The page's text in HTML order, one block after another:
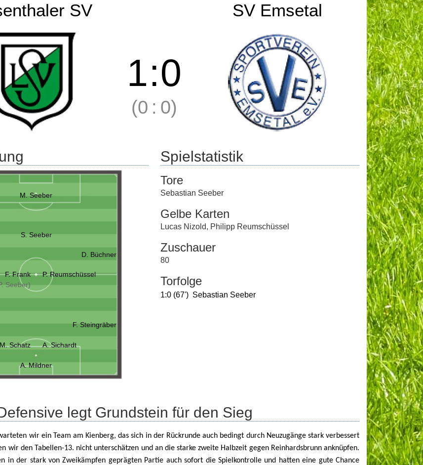
SV SV Emsetal
1:0
(0 : 0)
M. Seeber
S. Seeber
D. Büchner
F. Frank
Seeber)
P. Reumschüssel
F. Steingräber
M. Schatz A. Sichardt
A. Mildner
Spielstatistik
Tore
Sebastian Seeber
Gelbe Karten
Lucas Nizold, Philipp Reumschüssel
Zuschauer
80
Torfolge
1:0 (67') Sebastian Seeber
legt Grundstein für den Sieg
wir ein Team am Kienberg, das sich in der Rückrunde auch bedingt durch Neuzugänge stark verbessert
wir den Tabellen-13. nicht unterschätzen und an die starke zweite Halbzeit gegen Reinhardsbrunn anknüpfen.
in der stark von Zweikämpfen geprägten Partie auch sofort die Spielkontrolle und hatten eine gute Chance